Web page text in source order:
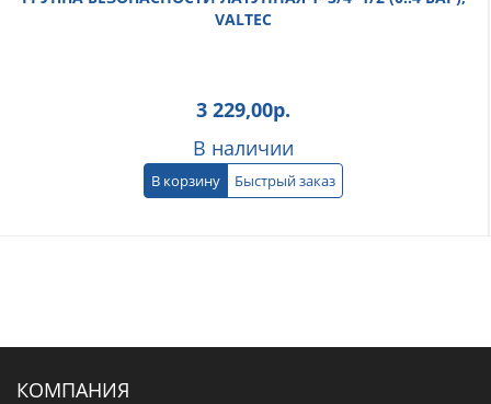
VALTEC
3 229,00р.
В наличии
В корзину Быстрый заказ
КОМПАНИЯ